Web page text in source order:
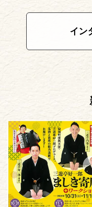
イン